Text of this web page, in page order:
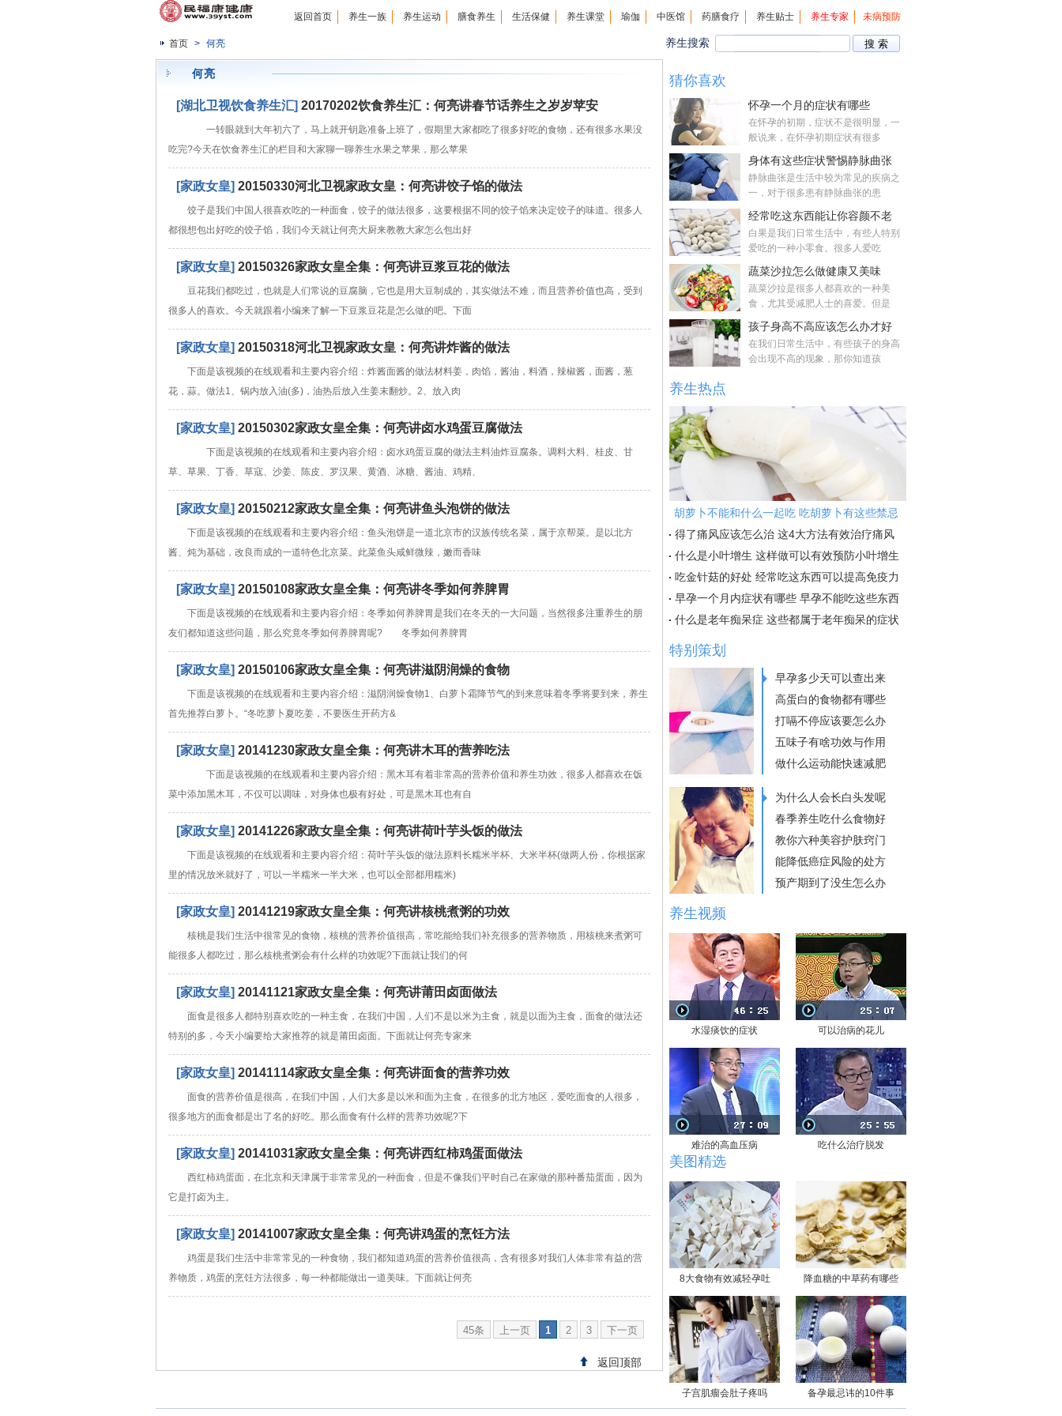
返回首页 养生一族 养生运动 膳食养生 生活保健 养生课堂 瑜伽 中医馆 药膳食疗 养生贴士 养生专家 未病预防
养生搜索
首页 > 何亮
何亮
[湖北卫视饮食养生汇] 20170202饮食养生汇：何亮讲春节话养生之岁岁苹安
一转眼就到大年初六了，马上就开钥匙准备上班了，假期里大家都吃了很多好吃的食物，还有很多水果没
吃完?今天在饮食养生汇的栏目和大家聊一聊养生水果之苹果，那么苹果
[家政女皇] 20150330河北卫视家政女皇：何亮讲饺子馅的做法
饺子是我们中国人很喜欢吃的一种面食，饺子的做法很多，这要根据不同的饺子馅来决定饺子的味道。很多人
都很想包出好吃的饺子馅，我们今天就让何亮大厨来教教大家怎么包出好
[家政女皇] 20150326家政女皇全集：何亮讲豆浆豆花的做法
豆花我们都吃过，也就是人们常说的豆腐脑，它也是用大豆制成的，其实做法不难，而且营养价值也高，受到
很多人的喜欢。今天就跟着小编来了解一下豆浆豆花是怎么做的吧。下面
[家政女皇] 20150318河北卫视家政女皇：何亮讲炸酱的做法
下面是该视频的在线观看和主要内容介绍：炸酱面酱的做法材料姜，肉馅，酱油，料酒，辣椒酱，面酱，葱
花，蒜。做法1、锅内放入油(多)，油热后放入生姜末翻炒。2、放入肉
[家政女皇] 20150302家政女皇全集：何亮讲卤水鸡蛋豆腐做法
下面是该视频的在线观看和主要内容介绍：卤水鸡蛋豆腐的做法主料油炸豆腐条。调料大料、桂皮、甘
草、草果、丁香、草寇、沙姜、陈皮、罗汉果、黄酒、冰糖、酱油、鸡精、
[家政女皇] 20150212家政女皇全集：何亮讲鱼头泡饼的做法
下面是该视频的在线观看和主要内容介绍：鱼头泡饼是一道北京市的汉族传统名菜，属于京帮菜。是以北方
酱、炖为基础，改良而成的一道特色北京菜。此菜鱼头咸鲜微辣，嫩而香味
[家政女皇] 20150108家政女皇全集：何亮讲冬季如何养脾胃
下面是该视频的在线观看和主要内容介绍：冬季如何养脾胃是我们在冬天的一大问题，当然很多注重养生的朋
友们都知道这些问题，那么究竟冬季如何养脾胃呢? 冬季如何养脾胃
[家政女皇] 20150106家政女皇全集：何亮讲滋阴润燥的食物
下面是该视频的在线观看和主要内容介绍：滋阴润燥食物1、白萝卜霜降节气的到来意味着冬季将要到来，养生
首先推荐白萝卜。“冬吃萝卜夏吃姜，不要医生开药方&
[家政女皇] 20141230家政女皇全集：何亮讲木耳的营养吃法
下面是该视频的在线观看和主要内容介绍：黑木耳有着非常高的营养价值和养生功效，很多人都喜欢在饭
菜中添加黑木耳，不仅可以调味，对身体也极有好处，可是黑木耳也有自
[家政女皇] 20141226家政女皇全集：何亮讲荷叶芋头饭的做法
下面是该视频的在线观看和主要内容介绍：荷叶芋头饭的做法原料长糯米半杯、大米半杯(做两人份，你根据家
里的情况放米就好了，可以一半糯米一半大米，也可以全部都用糯米)
[家政女皇] 20141219家政女皇全集：何亮讲核桃煮粥的功效
核桃是我们生活中很常见的食物，核桃的营养价值很高，常吃能给我们补充很多的营养物质，用核桃来煮粥可
能很多人都吃过，那么核桃煮粥会有什么样的功效呢?下面就让我们的何
[家政女皇] 20141121家政女皇全集：何亮讲莆田卤面做法
面食是很多人都特别喜欢吃的一种主食，在我们中国，人们不是以米为主食，就是以面为主食，面食的做法还
特别的多，今天小编要给大家推荐的就是莆田卤面。下面就让何亮专家来
[家政女皇] 20141114家政女皇全集：何亮讲面食的营养功效
面食的营养价值是很高，在我们中国，人们大多是以米和面为主食，在很多的北方地区，爱吃面食的人很多，
很多地方的面食都是出了名的好吃。那么面食有什么样的营养功效呢?下
[家政女皇] 20141031家政女皇全集：何亮讲西红柿鸡蛋面做法
西红柿鸡蛋面，在北京和天津属于非常常见的一种面食，但是不像我们平时自己在家做的那种番茄蛋面，因为
它是打卤为主。
[家政女皇] 20141007家政女皇全集：何亮讲鸡蛋的烹饪方法
鸡蛋是我们生活中非常常见的一种食物，我们都知道鸡蛋的营养价值很高，含有很多对我们人体非常有益的营
养物质，鸡蛋的烹饪方法很多，每一种都能做出一道美味。下面就让何亮
45条 上一页 1 2 3 下一页
返回顶部
猜你喜欢
怀孕一个月的症状有哪些
在怀孕的初期，症状不是很明显，一
般说来，在怀孕初期症状有很多
身体有这些症状警惕静脉曲张
静脉曲张是生活中较为常见的疾病之
一，对于很多患有静脉曲张的患
经常吃这东西能让你容颜不老
白果是我们日常生活中，有些人特别
爱吃的一种小零食。很多人爱吃
蔬菜沙拉怎么做健康又美味
蔬菜沙拉是很多人都喜欢的一种美
食，尤其受减肥人士的喜爱。但是
孩子身高不高应该怎么办才好
在我们日常生活中，有些孩子的身高
会出现不高的现象，那你知道孩
养生热点
胡萝卜不能和什么一起吃 吃胡萝卜有这些禁忌
得了痛风应该怎么治 这4大方法有效治疗痛风
什么是小叶增生 这样做可以有效预防小叶增生
吃金针菇的好处 经常吃这东西可以提高免疫力
早孕一个月内症状有哪些 早孕不能吃这些东西
什么是老年痴呆症 这些都属于老年痴呆的症状
特别策划
早孕多少天可以查出来
高蛋白的食物都有哪些
打嗝不停应该要怎么办
五味子有啥功效与作用
做什么运动能快速减肥
为什么人会长白头发呢
春季养生吃什么食物好
教你六种美容护肤窍门
能降低癌症风险的处方
预产期到了没生怎么办
养生视频
水湿痰饮的症状 可以治病的花儿
难治的高血压病 吃什么治疗脱发
美图精选
8大食物有效减轻孕吐 降血糖的中草药有哪些
子宫肌瘤会肚子疼吗 备孕最忌讳的10件事